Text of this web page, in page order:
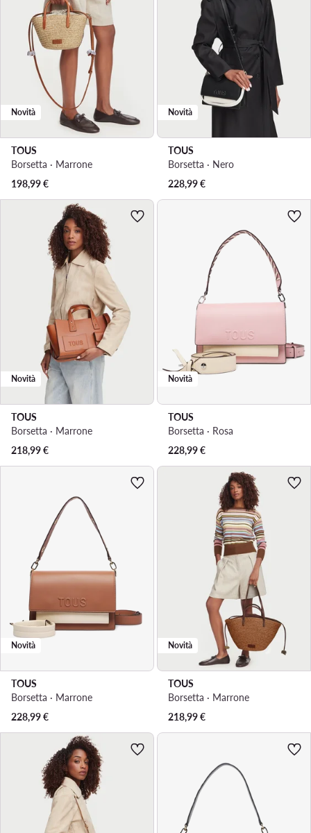
Novità
TOUS
Borsetta · Marrone
198,99€
Novità
TOUS
Borsetta · Nero
228,99€
Novità
TOUS
Borsetta · Marrone
218,99€
Novità
TOUS
Borsetta · Rosa
228,99€
Novità
TOUS
Borsetta · Marrone
228,99€
Novità
TOUS
Borsetta · Marrone
218,99€